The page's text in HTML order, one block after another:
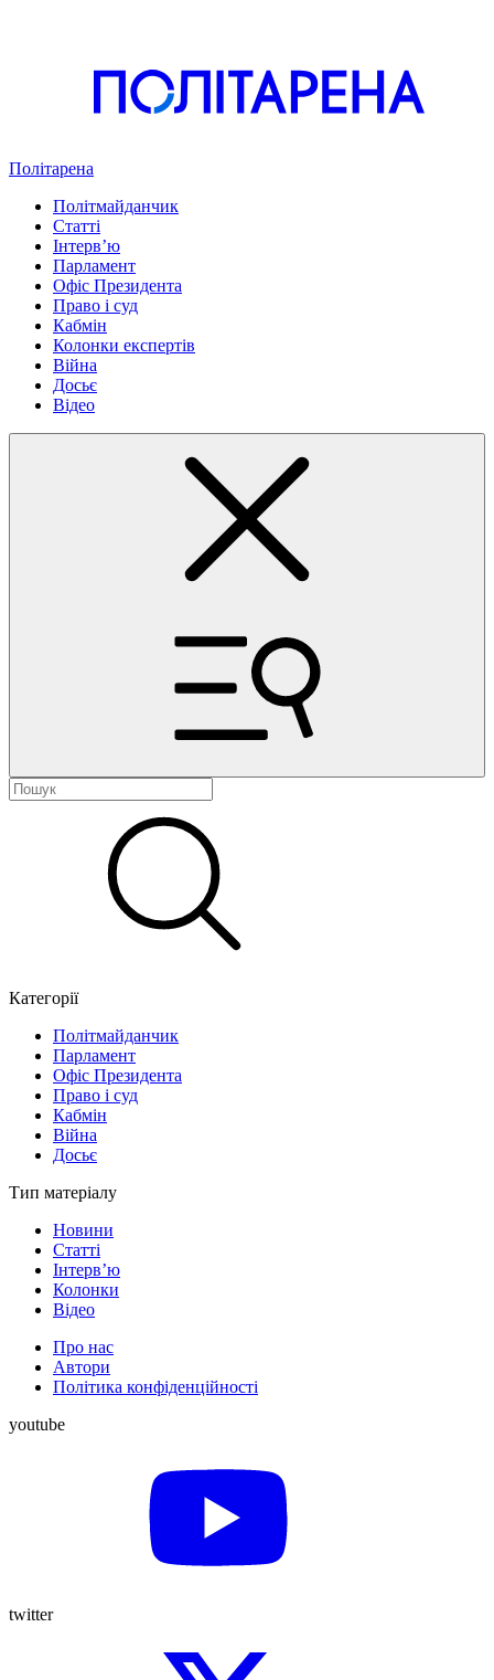
Політарена
Політмайданчик
Статті
Інтервʼю
Парламент
Офіс Президента
Право і суд
Кабмін
Колонки експертів
Війна
Досьє
Відео
Категорії
Політмайданчик
Парламент
Офіс Президента
Право і суд
Кабмін
Війна
Досьє
Тип матеріалу
Новини
Статті
Інтерв’ю
Колонки
Відео
Про нас
Автори
Політика конфіденційності
youtube
twitter